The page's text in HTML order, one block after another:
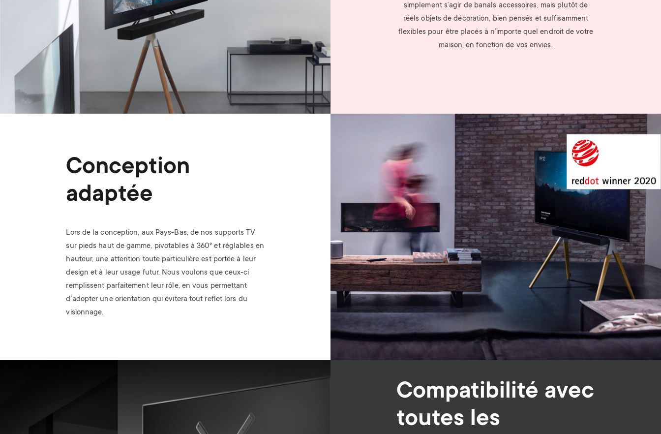
simplement s’agir de banals accessoires, mais plutôt de
réels objets de décoration, bien pensés et suffisamment
flexibles pour être placés à n’importe quel endroit de votre
maison, en fonction de vos envies.
Conception
adaptée
Lors de la conception, aux Pays-Bas, de nos supports TV
sur pieds haut de gamme, pivotables à 360° et réglables en
hauteur, une attention toute particulière est portée à leur
design et à leur usage futur. Nous voulons que ceux-ci
remplissent parfaitement leur rôle, en vous permettant
d’adopter une orientation qui évitera tout reflet lors du
visionnage.
Compatibilité avec
toutes les